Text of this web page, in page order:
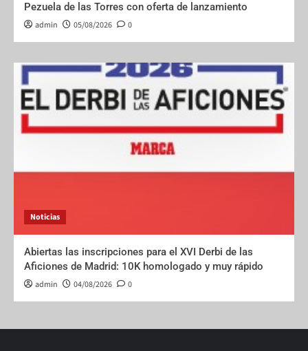
Pezuela de las Torres con oferta de lanzamiento
admin 05/08/2026 0
Noticias
Abiertas las inscripciones para el XVI Derbi de las
Aficiones de Madrid: 10K homologado y muy rápido
admin 04/08/2026 0